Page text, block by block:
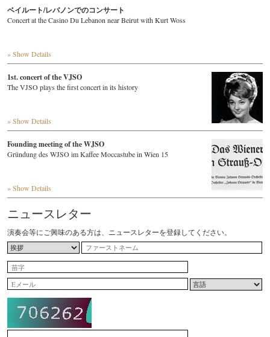
ベイルート/レバノンでのコンサート
Concert at the Casino Du Lebanon near Beirut with Kurt Woss
» Show Details
1st. concert of the VJSO
The VJSO plays the first concert in its history
» Show Details
Founding meeting of the WJSO
Gründung des WJSO im Kaffee Moccastube in Wien 15
» Show Details
ニュースレター
演奏会等にご興味のある方は、ニュースレターを登録してください。